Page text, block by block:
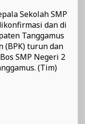
Sekolah SMP
dan di
Tanggamus
(BPK) turun dan
SMP Negeri 2
(Tim)